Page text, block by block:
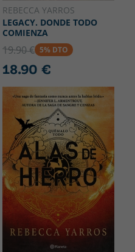
REBECCA YARROS
LEGACY. DONDE TODO
COMIENZA
19.90 € 5% DTO
18.90 €